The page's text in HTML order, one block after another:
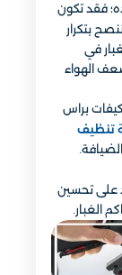
فقد تكون
بتكرار
في
الهواء
براس
تنظيف
على تحسين
الغبار.